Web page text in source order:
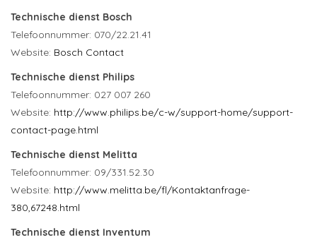
Technische dienst Bosch
Telefoonnummer: 070/22.21.41
Website: Bosch Contact
Technische dienst Philips
Telefoonnummer: 027 007 260
Website: http://www.philips.be/c-w/support-home/support-
contact-page.html
Technische dienst Melitta
Telefoonnummer: 09/331.52.30
Website: http://www.melitta.be/fl/Kontaktanfrage-
380,67248.html
Technische dienst Inventum